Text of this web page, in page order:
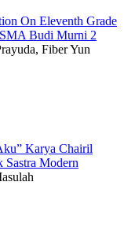
On Eleventh Grade
Budi Murni 2
Fiber Yun
Karya Chairil
Modern